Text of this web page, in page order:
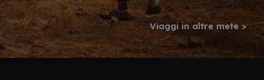
Viaggi in altre mete >